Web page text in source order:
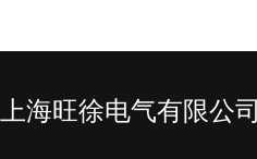
上海旺徐电气有限公司